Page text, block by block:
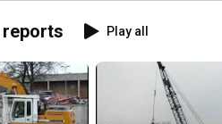
Play all